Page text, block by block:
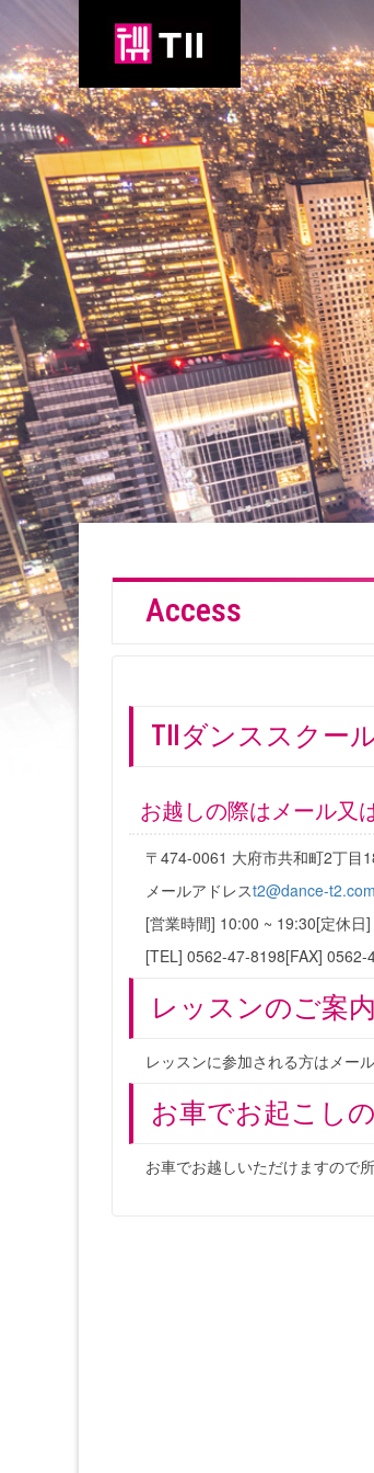
Access
TⅡダンススクー
お越しの際はメール又
〒474-0061 大府市共和町2丁目
メールアドレスt2@dance-t2.com
[営業時間] 10:00 ~ 19:30[定休日
[TEL] 0562-47-8198[FAX] 0562-
レッスンのご案
レッスンに参加される方はメー
お車でお起こし
お車でお越しいただけますので